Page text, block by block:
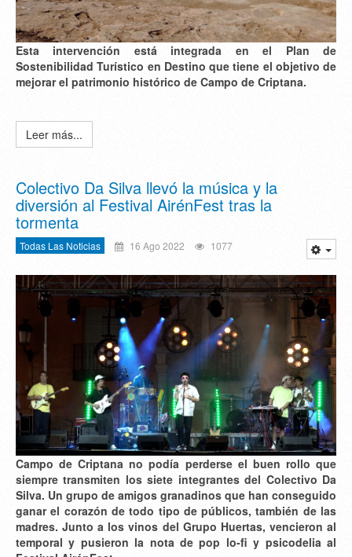
Esta intervención está integrada en el Plan de
Sostenibilidad Turístico en Destino que tiene el objetivo de
mejorar el patrimonio histórico de Campo de Criptana.
Leer más...
Colectivo Da Silva llevó la música y la
diversión al Festival AirénFest tras la
tormenta
Todas Las Noticias 16 Ago 2022 1077
Campo de Criptana no podía perderse el buen rollo que
siempre transmiten los siete integrantes del Colectivo Da
Silva. Un grupo de amigos granadinos que han conseguido
ganar el corazón de todo tipo de públicos, también de las
madres. Junto a los vinos del Grupo Huertas, vencieron al
temporal y pusieron la nota de pop lo-fi y psicodelia al